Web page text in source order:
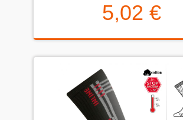
5,02 €